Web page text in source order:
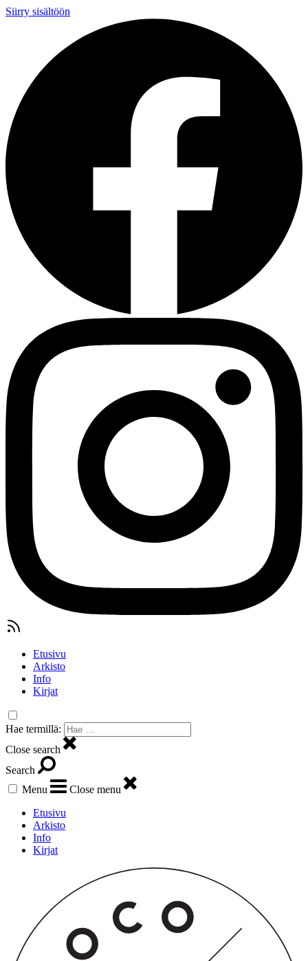
Siirry sisältöön
Etusivu
Arkisto
Info
Kirjat
Hae termillä:
Close search
Search
Menu
Close menu
Etusivu
Arkisto
Info
Kirjat